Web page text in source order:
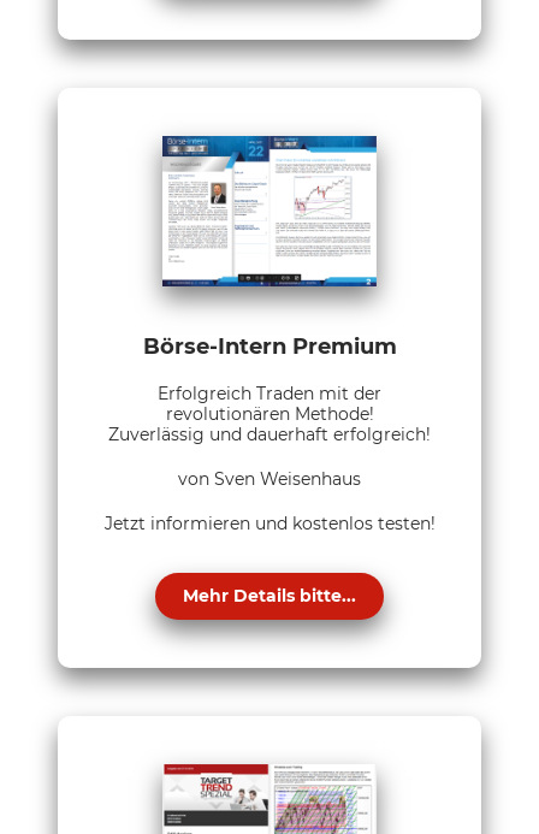
Börse-Intern Premium
Erfolgreich Traden mit der
revolutionären Methode!
Zuverlässig und dauerhaft erfolgreich!
von Sven Weisenhaus
Jetzt informieren und kostenlos testen!
Mehr Details bitte...